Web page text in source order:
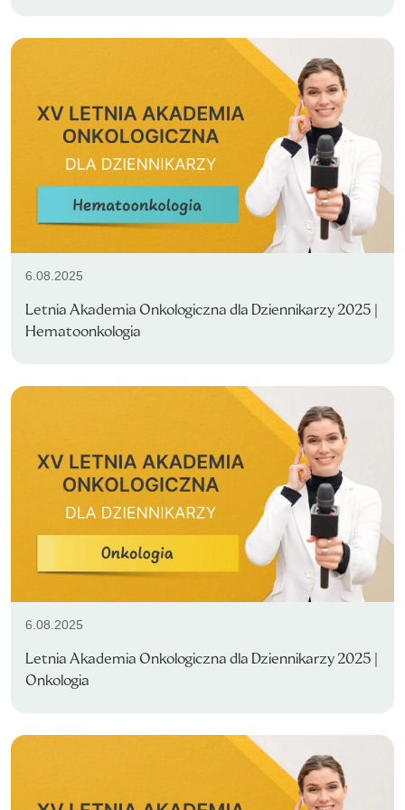
6.08.2025
Letnia Akademia Onkologiczna dla Dziennikarzy 2025 |
Hematoonkologia
6.08.2025
Letnia Akademia Onkologiczna dla Dziennikarzy 2025 |
Onkologia